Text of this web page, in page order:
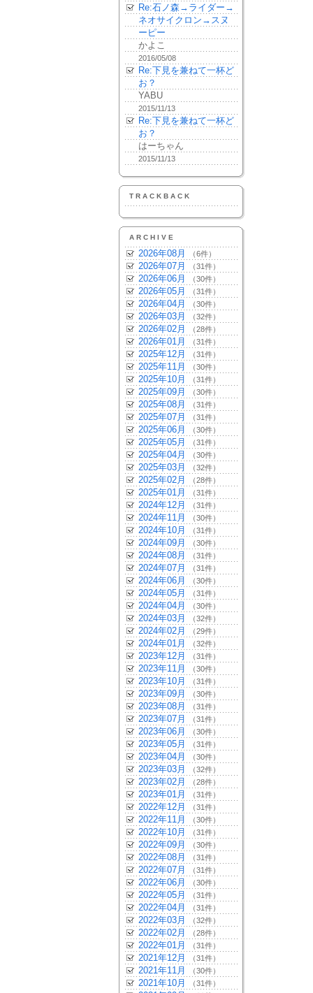
Re:石ノ森→ライダー→
ネオサイクロン→スヌ
ーピー
かよこ
2016/05/08
Re:下見を兼ねて一杯ど
お？
YABU
2015/11/13
Re:下見を兼ねて一杯ど
お？
はーちゃん
2015/11/13
TRACKBACK
ARCHIVE
2026年08月 （6件）
2026年07月 （31件）
2026年06月 （30件）
2026年05月 （31件）
2026年04月 （30件）
2026年03月 （32件）
2026年02月 （28件）
2026年01月 （31件）
2025年12月 （31件）
2025年11月 （30件）
2025年10月 （31件）
2025年09月 （30件）
2025年08月 （31件）
2025年07月 （31件）
2025年06月 （30件）
2025年05月 （31件）
2025年04月 （30件）
2025年03月 （32件）
2025年02月 （28件）
2025年01月 （31件）
2024年12月 （31件）
2024年11月 （30件）
2024年10月 （31件）
2024年09月 （30件）
2024年08月 （31件）
2024年07月 （31件）
2024年06月 （30件）
2024年05月 （31件）
2024年04月 （30件）
2024年03月 （32件）
2024年02月 （29件）
2024年01月 （32件）
2023年12月 （31件）
2023年11月 （30件）
2023年10月 （31件）
2023年09月 （30件）
2023年08月 （31件）
2023年07月 （31件）
2023年06月 （30件）
2023年05月 （31件）
2023年04月 （30件）
2023年03月 （32件）
2023年02月 （28件）
2023年01月 （31件）
2022年12月 （31件）
2022年11月 （30件）
2022年10月 （31件）
2022年09月 （30件）
2022年08月 （31件）
2022年07月 （31件）
2022年06月 （30件）
2022年05月 （31件）
2022年04月 （31件）
2022年03月 （32件）
2022年02月 （28件）
2022年01月 （31件）
2021年12月 （31件）
2021年11月 （30件）
2021年10月 （31件）